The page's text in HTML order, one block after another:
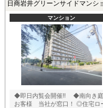
マンション
◆即日内覧会開催!! ◆南向き庭付きリフ
お客様 当社が窓口！ ◎住宅ローン支払い例 月々51820円（頭金0円・